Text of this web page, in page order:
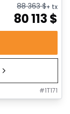
88 363$+ tx
80 113$
#1T171